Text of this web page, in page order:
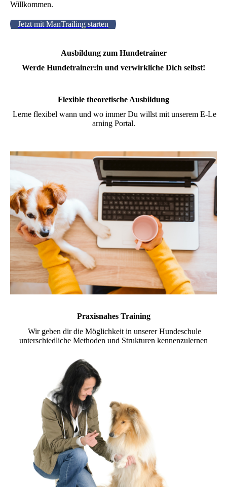
Willkommen.
Jetzt mit ManTrailing starten
Ausbildung zum Hundetrainer
Werde Hundetrainer:in und verwirkliche Dich selbst!
Flexible theoretische Ausbildung
Lerne flexibel wann und wo immer Du willst mit unserem E-Le
arning Portal.
Praxisnahes Training
Wir geben dir die Möglichkeit in unserer Hundeschule
unterschiedliche Methoden und Strukturen kennenzulernen